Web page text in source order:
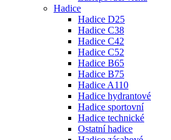
Hadice
Hadice D25
Hadice C38
Hadice C42
Hadice C52
Hadice B65
Hadice B75
Hadice A110
Hadice hydrantové
Hadice sportovní
Hadice technické
Ostatní hadice